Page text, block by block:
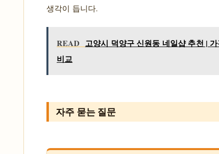
생각이 듭니다.
READ 고양시 덕양구 신원동 네일샵 추천 |
비교
자주 묻는 질문